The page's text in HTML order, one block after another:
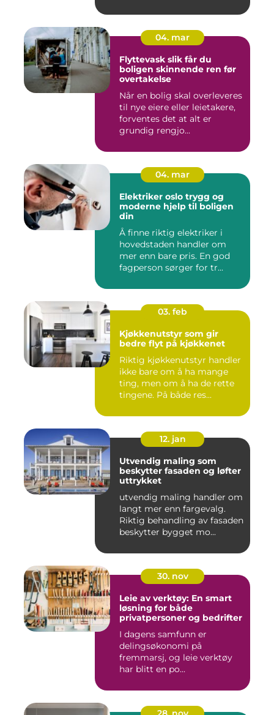
04. mar
Flyttevask slik får du
boligen skinnende ren før
overtakelse
Når en bolig skal overleveres
til nye eiere eller leietakere,
forventes det at alt er
grundig rengjo...
04. mar
Elektriker oslo trygg og
moderne hjelp til boligen
din
Å finne riktig elektriker i
hovedstaden handler om
mer enn bare pris. En god
fagperson sørger for tr...
03. feb
Kjøkkenutstyr som gir
bedre flyt på kjøkkenet
Riktig kjøkkenutstyr handler
ikke bare om å ha mange
ting, men om å ha de rette
tingene. På både res...
12. jan
Utvendig maling som
beskytter fasaden og løfter
uttrykket
utvendig maling handler om
langt mer enn fargevalg.
Riktig behandling av fasaden
beskytter bygget mo...
30. nov
Leie av verktøy: En smart
løsning for både
privatpersoner og bedrifter
I dagens samfunn er
delingsøkonomi på
fremmarsj, og leie verktøy
har blitt en po...